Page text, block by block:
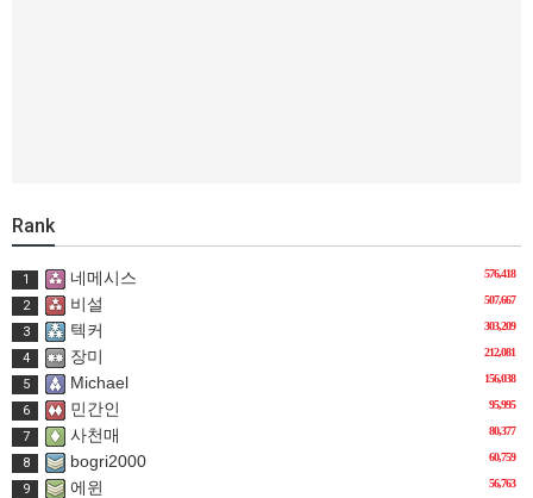
Rank
576,418
1 네메시스
507,667
2 비설
303,209
3 텍커
212,081
4 장미
156,038
5 Michael
95,995
6 민간인
80,377
7 사천매
60,759
8 bogri2000
56,763
9 에윈